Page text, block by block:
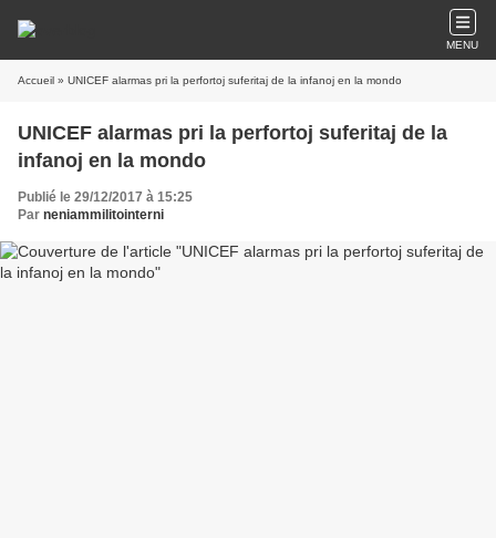
MENU
Accueil » UNICEF alarmas pri la perfortoj suferitaj de la infanoj en la mondo
UNICEF alarmas pri la perfortoj suferitaj de la
infanoj en la mondo
Publié le 29/12/2017 à 15:25
Par neniammilitointerni